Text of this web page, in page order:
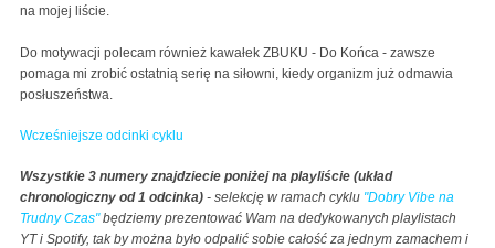
na mojej liście.
Do motywacji polecam również kawałek ZBUKU - Do Końca - zawsze
pomaga mi zrobić ostatnią serię na siłowni, kiedy organizm już odmawia
posłuszeństwa.
Wcześniejsze odcinki cyklu
Wszystkie 3 numery znajdziecie poniżej na playliście (układ
chronologiczny od 1 odcinka) - selekcję w ramach cyklu "Dobry Vibe na
Trudny Czas"będziemy prezentować Wam na dedykowanych playlistach
YT i Spotify, tak by można było odpalić sobie całość za jednym zamachem i